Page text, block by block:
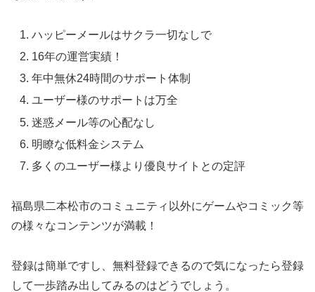
ハッピーメールはサクラ一切なしで
16年の運営実績！
年中無休24時間のサポート体制
ユーザー様のサポートは万全
迷惑メール等の心配なし
明瞭な低料金システム
多くのユーザー様より優良サイトとの定評
福島県二本松市のコミュニティ以外にゲームやコミック等
の様々なコンテンツが満載！
登録は簡単ですし、無料登録できるので気になったら登録
して一歩踏み出してみるのはどうでしょう。